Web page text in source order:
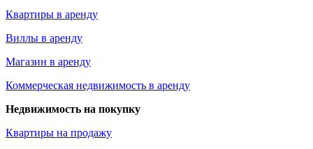
Квартиры в аренду
Виллы в аренду
Магазин в аренду
Коммерческая недвижимость в аренду
Недвижимость на покупку
Квартиры на продажу